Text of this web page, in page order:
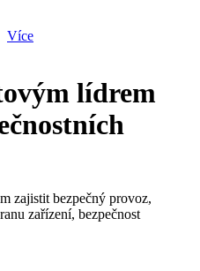
Více
lídrem
zajistit bezpečný provoz,
zařízení, bezpečnost